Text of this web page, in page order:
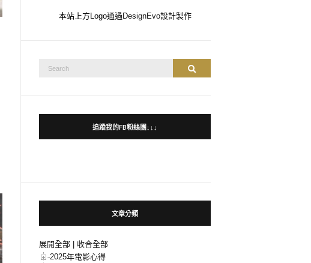
本站上方Logo通過 DesignEvo設計製作
Search
Search
追蹤我的FB粉絲團↓↓↓
文章分類
展開全部
收合全部
2025年電影心得